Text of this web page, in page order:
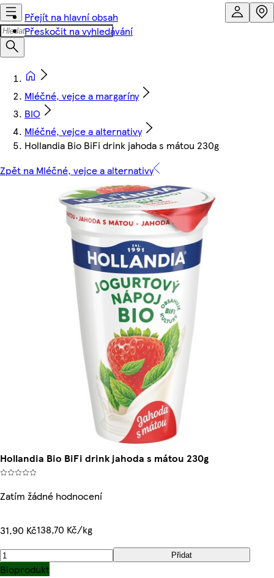
Přejít na hlavní obsah
Přeskočit na vyhledávání
Mléčné, vejce a margaríny
BIO
Mléčné, vejce a alternativy
Hollandia Bio BiFi drink jahoda s mátou 230g
Zpět na Mléčné, vejce a alternativy
Hollandia Bio BiFi drink jahoda s mátou 230g
Zatím žádné hodnocení
31,90 Kč138,70 Kč/kg
Přidat
Bioprodukt